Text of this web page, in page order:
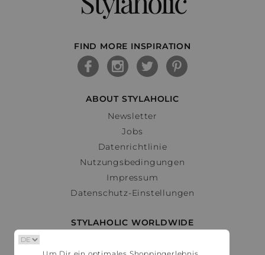
FIND MORE INSPIRATION
ABOUT STYLAHOLIC
Newsletter
Jobs
Datenrichtlinie
Nutzungsbedingungen
Impressum
Datenschutz-Einstellungen
STYLAHOLIC WORLDWIDE